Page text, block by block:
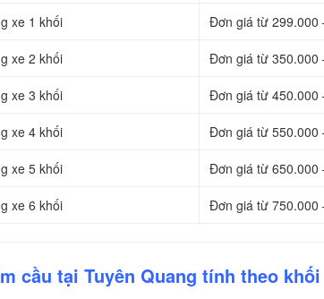
xe 1 khối Đơn giá từ 299.000
xe 2 khối Đơn giá từ 350.000
xe 3 khối Đơn giá từ 450.000
xe 4 khối Đơn giá từ 550.000
xe 5 khối Đơn giá từ 650.000
xe 6 khối Đơn giá từ 750.000
cầu tại Tuyên Quang tính theo